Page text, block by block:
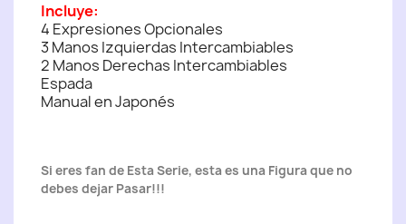
Incluye:
4 Expresiones Opcionales
3 Manos Izquierdas Intercambiables
2 Manos Derechas Intercambiables
Espada
Manual en Japonés
Si eres fan de Esta Serie, esta es una Figura que no
debes dejar Pasar!!!